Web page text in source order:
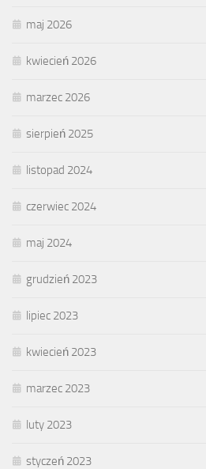
maj 2026
kwiecień 2026
marzec 2026
sierpień 2025
listopad 2024
czerwiec 2024
maj 2024
grudzień 2023
lipiec 2023
kwiecień 2023
marzec 2023
luty 2023
styczeń 2023